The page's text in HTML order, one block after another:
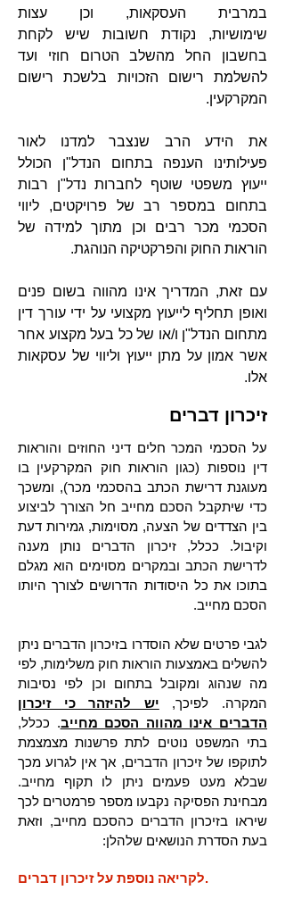
במרבית העסקאות, וכן עצות
שימושיות, נקודת חשובות שיש לקחת
בחשבון החל מהשלב הטרום חוזי ועד
להשלמת רישום הזכויות בלשכת רישום
המקרקעין.
את הידע הרב שנצבר למדנו לאור
פעילותינו הענפה בתחום הנדל"ן הכולל
ייעוץ משפטי שוטף לחברות נדל"ן רבות
בתחום במספר רב של פרויקטים, ליווי
הסכמי מכר רבים וכן מתוך למידה של
הוראות החוק והפרקטיקה הנוהגת.
עם זאת, המדריך אינו מהווה בשום פנים
ואופן תחליף לייעוץ מקצועי על ידי עורך דין
מתחום הנדל"ן ו/או של כל בעל מקצוע אחר
אשר אמון על מתן ייעוץ וליווי של עסקאות
אלו.
זיכרון דברים
על הסכמי המכר חלים דיני החוזים והוראות
דין נוספות (כגון הוראות חוק המקרקעין בו
מעוגנת דרישת הכתב בהסכמי מכר), ומשכך
כדי שיתקבל הסכם מחייב חל הצורך לביצוע
בין הצדדים של הצעה, מסוימות, גמירות דעת
וקיבול. ככלל, זיכרון הדברים נותן מענה
לדרישת הכתב ובמקרים מסוימים הוא מגלם
בתוכו את כל היסודות הדרושים לצורך היותו
הסכם מחייב.
לגבי פרטים שלא הוסדרו בזיכרון הדברים ניתן
להשלים באמצעות הוראות חוק משלימות, לפי
מה שנהוג ומקובל בתחום וכן לפי נסיבות
המקרה. לפיכך, יש להיזהר כי זיכרון
הדברים אינו מהווה הסכם מחייב. ככלל,
בתי המשפט נוטים לתת פרשנות מצמצמת
לתוקפו של זיכרון הדברים, אך אין לגרוע מכך
שבלא מעט פעמים ניתן לו תקוף מחייב.
מבחינת הפסיקה נקבעו מספר פרמטרים לכך
שיראו בזיכרון הדברים כהסכם מחייב, וזאת
בעת הסדרת הנושאים שלהלן:
לקריאה נוספת על זיכרון דברים.